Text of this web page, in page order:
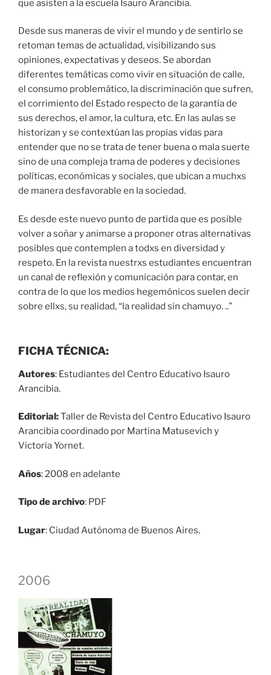
que asisten a la escuela Isauro Arancibia.
Desde sus maneras de vivir el mundo y de sentirlo se
retoman temas de actualidad, visibilizando sus
opiniones, expectativas y deseos. Se abordan
diferentes temáticas como vivir en situación de calle,
el consumo problemático, la discriminación que sufren,
el corrimiento del Estado respecto de la garantía de
sus derechos, el amor, la cultura, etc. En las aulas se
historizan y se contextúan las propias vidas para
entender que no se trata de tener buena o mala suerte
sino de una compleja trama de poderes y decisiones
políticas, económicas y sociales, que ubican a muchxs
de manera desfavorable en la sociedad.
Es desde este nuevo punto de partida que es posible
volver a soñar y animarse a proponer otras alternativas
posibles que contemplen a todxs en diversidad y
respeto. En la revista nuestrxs estudiantes encuentran
un canal de reflexión y comunicación para contar, en
contra de lo que los medios hegemónicos suelen decir
sobre ellxs, su realidad, “la realidad sin chamuyo. ..”
FICHA TÉCNICA:
Autores: Estudiantes del Centro Educativo Isauro
Arancibia.
Editorial:Taller de Revista del Centro Educativo Isauro
Arancibia coordinado por Martina Matusevich y
Victoria Yornet.
Años: 2008 en adelante
Tipo de archivo: PDF
Lugar: Ciudad Autónoma de Buenos Aires.
2006